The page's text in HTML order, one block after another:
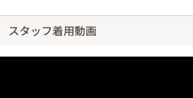
スタッフ着用動画